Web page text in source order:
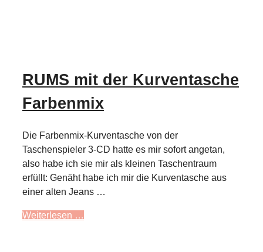
RUMS mit der Kurventasche
Farbenmix
Die Farbenmix-Kurventasche von der
Taschenspieler 3-CD hatte es mir sofort angetan,
also habe ich sie mir als kleinen Taschentraum
erfüllt: Genäht habe ich mir die Kurventasche aus
einer alten Jeans …
Weiterlesen …